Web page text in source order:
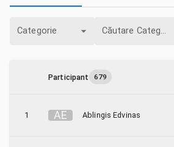
Categorie Căutare Categorie
Participant 679
1 AE Ablingis Edvinas